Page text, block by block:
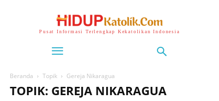
Pusat Informasi Terlengkap Kekatolikan Indonesia
Beranda Topik Gereja Nikaragua
TOPIK: GEREJA NIKARAGUA